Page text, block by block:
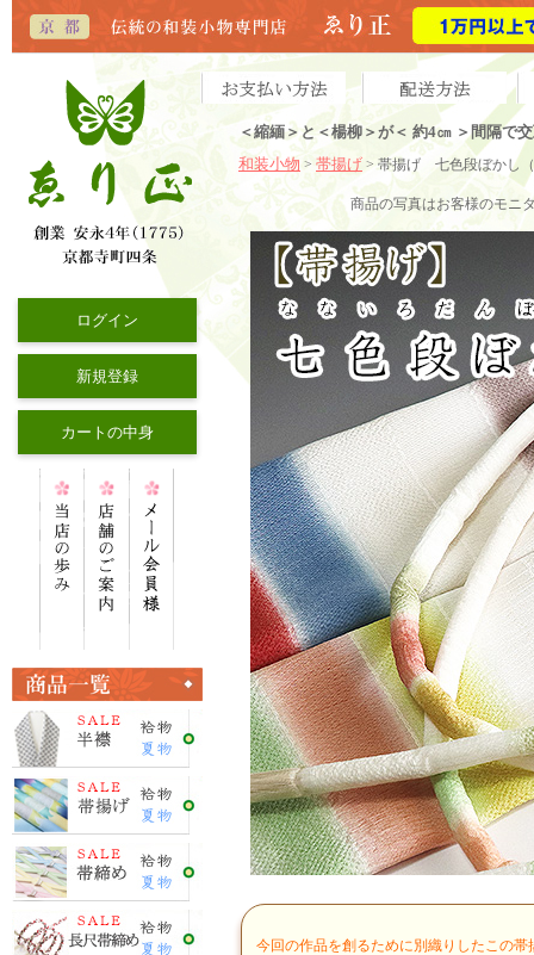
ログイン
新規登録
カートの中身
＜縮緬＞と＜楊柳＞が＜ 約4㎝ ＞間隔で
和装小物 > 帯揚げ > 帯揚げ 七色段ぼかし
商品の写真はお客様のモニ
今回の作品を創るために別織りしたこの帯